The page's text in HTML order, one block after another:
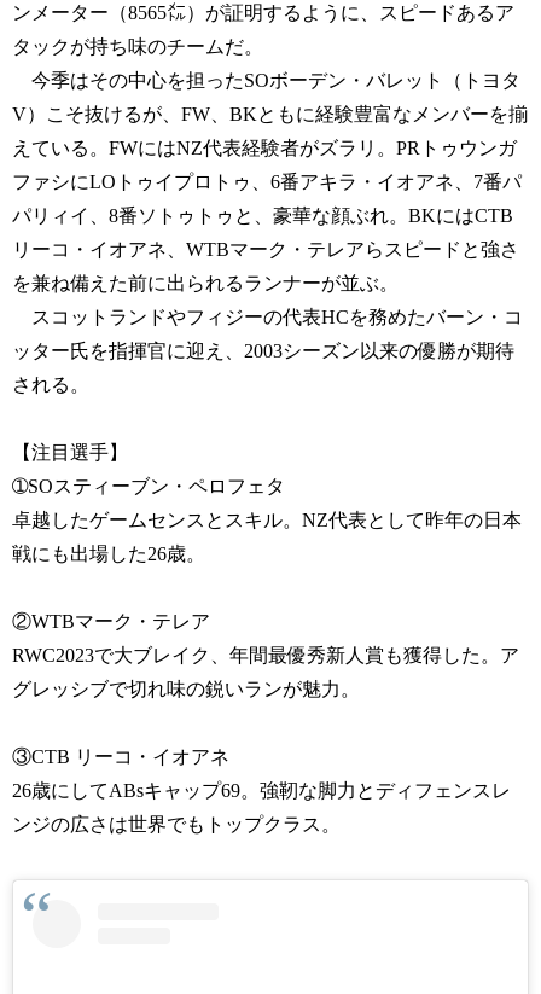
ンメーター（8565㍍）が証明するように、スピードあるア
タックが持ち味のチームだ。
今季はその中心を担ったSOボーデン・バレット（トヨタ
V）こそ抜けるが、FW、BKともに経験豊富なメンバーを揃
えている。FWにはNZ代表経験者がズラリ。PRトゥウンガ
ファシにLOトゥイプロトゥ、6番アキラ・イオアネ、7番パ
パリィイ、8番ソトゥトゥと、豪華な顔ぶれ。BKにはCTB
リーコ・イオアネ、WTBマーク・テレアらスピードと強さ
を兼ね備えた前に出られるランナーが並ぶ。
スコットランドやフィジーの代表HCを務めたバーン・コ
ッター氏を指揮官に迎え、2003シーズン以来の優勝が期待
される。
【注目選手】
➀SOスティーブン・ペロフェタ
卓越したゲームセンスとスキル。NZ代表として昨年の日本
戦にも出場した26歳。
②WTBマーク・テレア
RWC2023で大ブレイク、年間最優秀新人賞も獲得した。ア
グレッシブで切れ味の鋭いランが魅力。
③CTB リーコ・イオアネ
26歳にしてABsキャップ69。強靭な脚力とディフェンスレ
ンジの広さは世界でもトップクラス。